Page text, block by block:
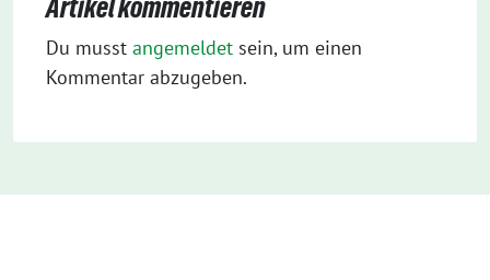
Artikel kommentieren
Du musst angemeldet sein, um einen
Kommentar abzugeben.